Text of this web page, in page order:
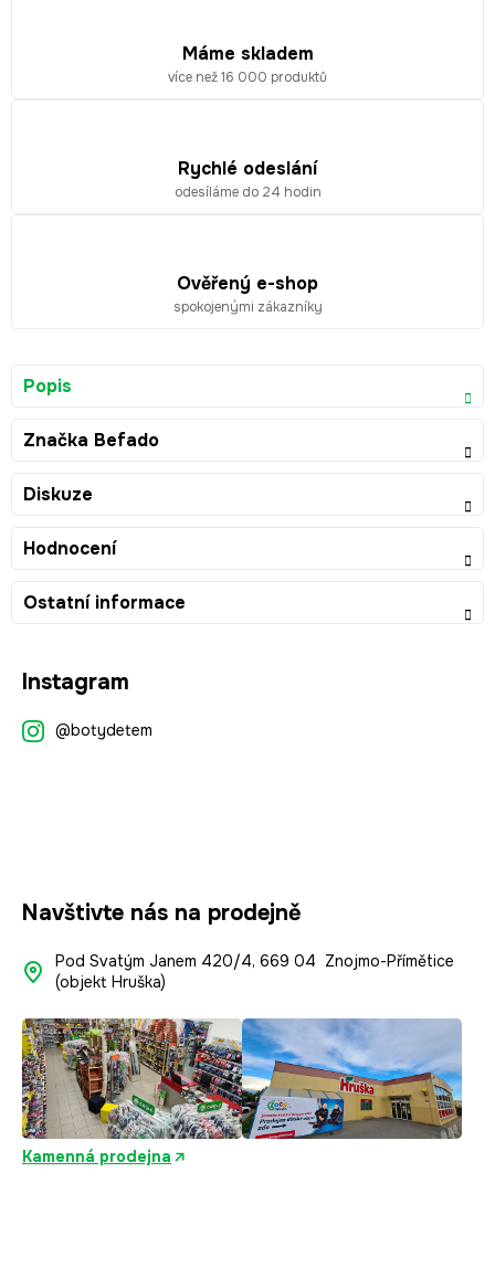
Máme skladem
více než 16 000 produktů
Rychlé odeslání
odesíláme do 24 hodin
Ověřený e-shop
spokojenými zákazníky
Popis
Značka Befado
Diskuze
Hodnocení
Ostatní informace
Instagram
@botydetem
Navštivte nás na prodejně
Pod Svatým Janem 420/4, 669 04 Znojmo-Přímětice
(objekt Hruška)
Kamenná prodejna